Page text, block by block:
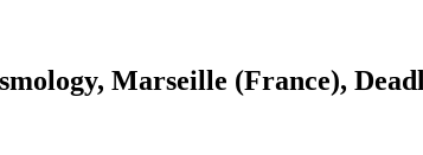
Marseille (France),